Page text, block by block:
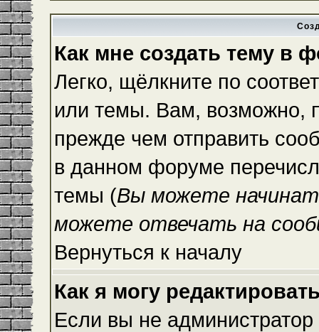
Как мне создать тему в
Легко, щёлкните по
или темы. Вам, возможно,
прежде чем отправить
в данном форуме
темы (Вы можете
можете отвечать на
Вернуться к началу
Как я могу
Если вы не